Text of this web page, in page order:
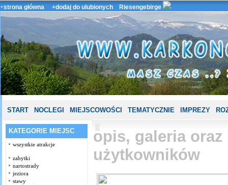
+strona główna +dodaj do ulubionych Riesengebirge
START NOCLEGI MIEJSCOWOŚCI TEMATYCZNIE IMPREZY
KATEGORIE MIEJSC
wszystkie atrakcje
zabytki
nartostrady
jeziora
stawy
opis, galeria oraz
użytkowników